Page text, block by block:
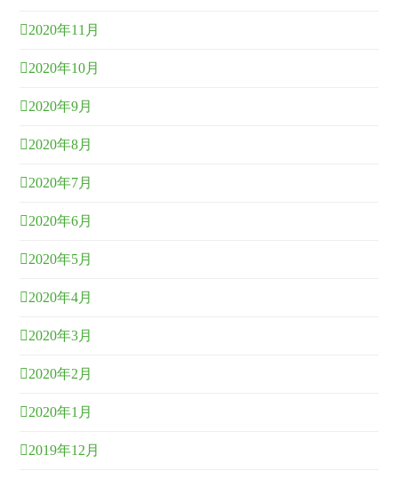
2020年11月
2020年10月
2020年9月
2020年8月
2020年7月
2020年6月
2020年5月
2020年4月
2020年3月
2020年2月
2020年1月
2019年12月